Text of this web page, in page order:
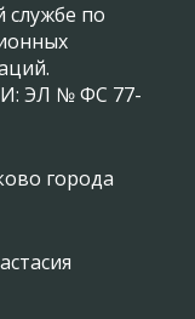
службе по
ЭЛ № ФС 77-
города